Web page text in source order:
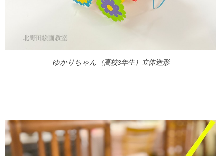
ゆかりちゃん（高校3年生）立体造形